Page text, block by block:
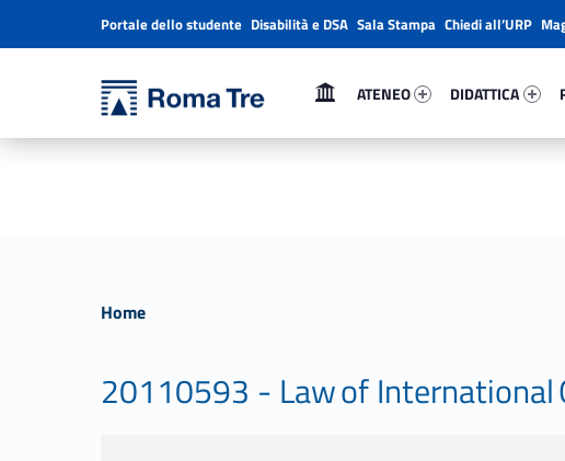
Università Roma Tre Primary Menu
ATENEO
DIDATTICA
Header info sidebar
Portale dello studente Disabilità e DSA Sala Stampa Chiedi all’URP
Home
20110593 - Law of International